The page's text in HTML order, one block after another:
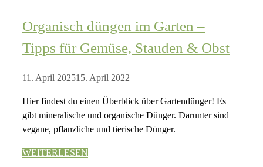
Organisch düngen im Garten –
Tipps für Gemüse, Stauden & Obst
11. April 202515. April 2022
Hier findest du einen Überblick über Gartendünger! Es
gibt mineralische und organische Dünger. Darunter sind
vegane, pflanzliche und tierische Dünger.
WEITERLESEN